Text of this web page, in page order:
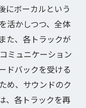
にボーカルという
活かしつつ、全体
た、各トラックが
ミュニケーション
ドバックを受ける
め、サウンドのク
、各トラックを再